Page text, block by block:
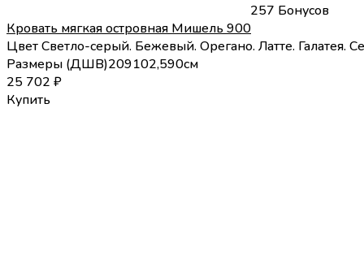
257 Бонусов
Кровать мягкая островная Мишель 900
ЦветСветло-серый. Бежевый. Орегано. Латте. Галатея.
Размеры (ДШВ)209102,590см
25 702 ₽
Купить